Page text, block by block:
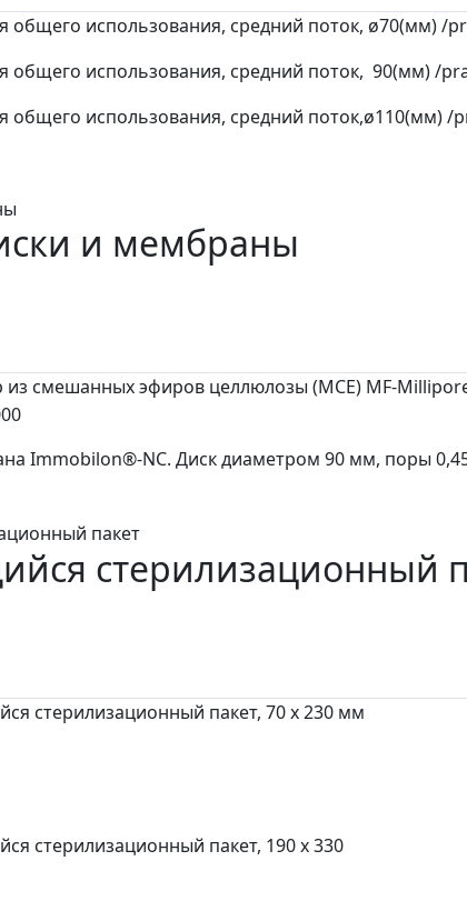
общего использования, средний поток, ø70(мм) /
общего использования, средний поток, 90(мм) /
общего использования, средний поток,ø110(мм) /
и мембраны
из смешанных эфиров целлюлозы (MCE) MF-
Immobilon®-NC. Диск диаметром 90 мм, поры
стерилизационный
стерилизационный пакет, 70 x 230 мм
стерилизационный пакет, 190 x 330